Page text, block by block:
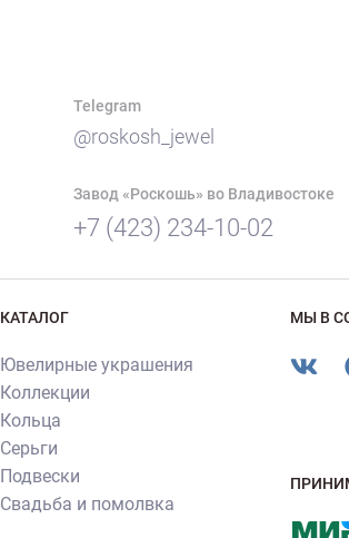
Telegram
@roskosh_jewel
Завод «Роскошь» во Владивостоке
+7 (423) 234-10-02
КАТАЛОГ
Ювелирные украшения
Коллекции
Кольца
Серьги
Подвески
Свадьба и помолвка
МЫ В